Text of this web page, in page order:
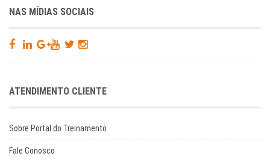
NAS MÍDIAS SOCIAIS
ATENDIMENTO CLIENTE
Sobre Portal do Treinamento
Fale Conosco